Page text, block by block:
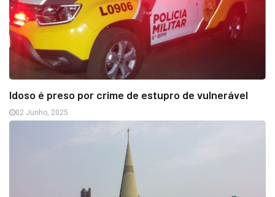
Idoso é preso por crime de estupro de vulnerável
02 Junho, 2025